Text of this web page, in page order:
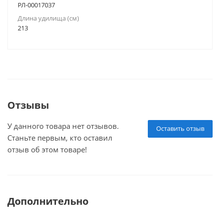
РЛ-00017037
Длина удилища (см)
213
Отзывы
Оставить отзыв
У данного товара нет отзывов.
Станьте первым, кто оставил
отзыв об этом товаре!
Дополнительно